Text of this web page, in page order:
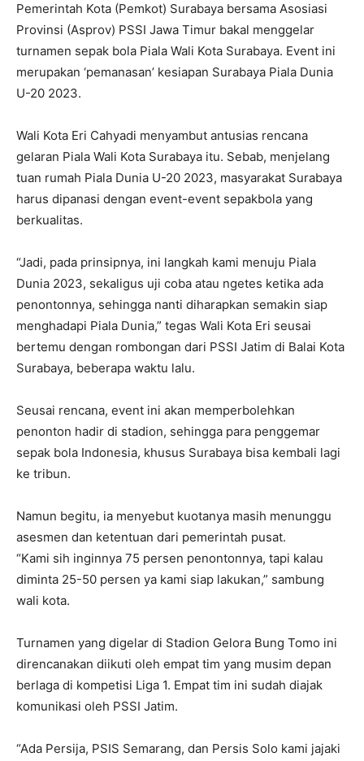
Pemerintah Kota (Pemkot) Surabaya bersama Asosiasi
Provinsi (Asprov) PSSI Jawa Timur bakal menggelar
turnamen sepak bola Piala Wali Kota Surabaya. Event ini
merupakan ‘pemanasan’ kesiapan Surabaya Piala Dunia
U-20 2023.
Wali Kota Eri Cahyadi menyambut antusias rencana
gelaran Piala Wali Kota Surabaya itu. Sebab, menjelang
tuan rumah Piala Dunia U-20 2023, masyarakat Surabaya
harus dipanasi dengan event-event sepakbola yang
berkualitas.
“Jadi, pada prinsipnya, ini langkah kami menuju Piala
Dunia 2023, sekaligus uji coba atau ngetes ketika ada
penontonnya, sehingga nanti diharapkan semakin siap
menghadapi Piala Dunia,” tegas Wali Kota Eri seusai
bertemu dengan rombongan dari PSSI Jatim di Balai Kota
Surabaya, beberapa waktu lalu.
Seusai rencana, event ini akan memperbolehkan
penonton hadir di stadion, sehingga para penggemar
sepak bola Indonesia, khusus Surabaya bisa kembali lagi
ke tribun.
Namun begitu, ia menyebut kuotanya masih menunggu
asesmen dan ketentuan dari pemerintah pusat.
“Kami sih inginnya 75 persen penontonnya, tapi kalau
diminta 25-50 persen ya kami siap lakukan,” sambung
wali kota.
Turnamen yang digelar di Stadion Gelora Bung Tomo ini
direncanakan diikuti oleh empat tim yang musim depan
berlaga di kompetisi Liga 1. Empat tim ini sudah diajak
komunikasi oleh PSSI Jatim.
“Ada Persija, PSIS Semarang, dan Persis Solo kami jajaki